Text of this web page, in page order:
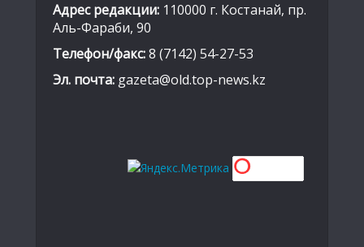
Адрес редакции: 110000 г. Костанай, пр.
Аль-Фараби, 90
Телефон/факс:8 (7142) 54-27-53
Эл. почта: gazeta@old.top-news.kz